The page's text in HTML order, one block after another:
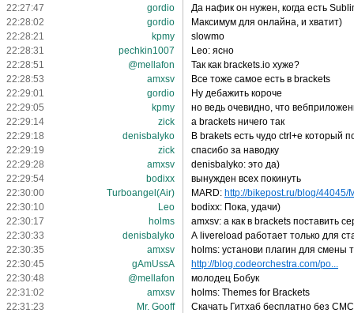
22:27:47
gordio
Да нафик он нужен, когда есть
22:28:02
gordio
Максимум для онлайна, и хватит)
22:28:21
kpmy
slowmo
22:28:31
pechkin1007
Leo: ясно
22:28:51
@mellafon
Так как brackets.io хуже?
22:28:53
amxsv
Все тоже самое есть в brackets
22:29:01
gordio
Ну дебажить короче
22:29:05
kpmy
но ведь очевидно, что
22:29:14
zick
а brackets ничего так
22:29:18
denisbalyko
В brakets есть чудо ctrl+e который
22:29:19
zick
спасибо за наводку
22:29:28
amxsv
denisbalyko: это да)
22:29:54
bodixx
вынужден всех покинуть
22:30:00
Turboangel(Air) MARD: http://bikepost.ru/blog/44045/
22:30:10
Leo
bodixx: Пока, удачи)
22:30:17
holms
amxsv: а как в brackets поставить
22:30:33
denisbalyko
А livereload работает только для
22:30:35
amxsv
holms: установи плагин для смены
22:30:45
gAmUssA
http://blog.codeorchestra.com/po...
22:30:48
@mellafon
молодец Бобук
22:31:02
amxsv
holms: Themes for Brackets
22:31:23
Mr. Gooff
Скачать Гитхаб бесплатно без СМС